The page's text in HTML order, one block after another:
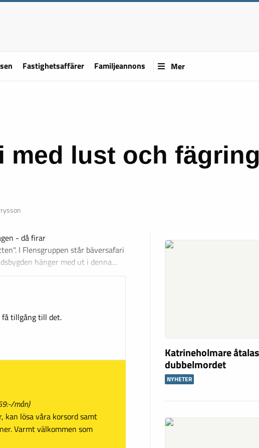
Fastighetsaffärer Familjeannons Mer
med lust och
- då firar
I Flensgruppen står bäversafari
hänger med ut i denna…
tillgång till det.
mån)
lösa våra korsord samt
Varmt välkommen som
Katrineholmare
dubbelmordet
NYHETER